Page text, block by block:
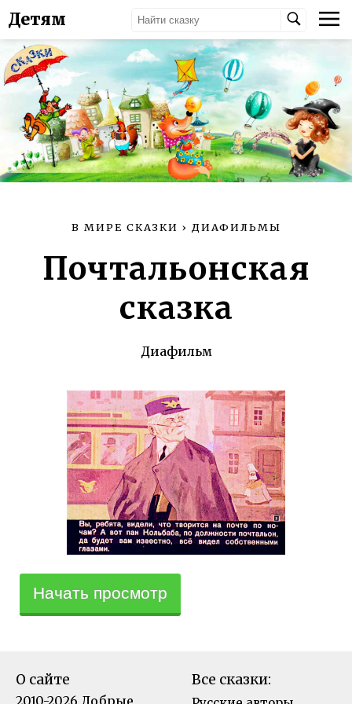
Детям
В МИРЕ СКАЗКИ › ДИАФИЛЬМЫ
Почтальонская
сказка
Диафильм
Начать просмотр
О сайте Все сказки: